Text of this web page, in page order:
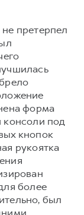
претерпел
форма
консоли под
кнопок
рукоятка
более
был